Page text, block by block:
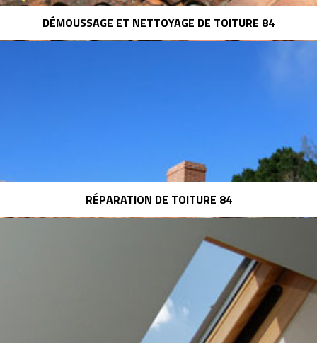
DÉMOUSSAGE ET NETTOYAGE DE TOITURE 84
RÉPARATION DE TOITURE 84